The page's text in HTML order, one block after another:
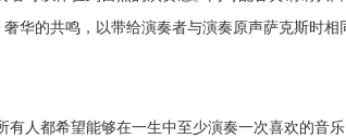
华的共鸣，以带给演奏者与演奏原声萨克斯时相
人都希望能够在一生中至少演奏一次喜欢的音